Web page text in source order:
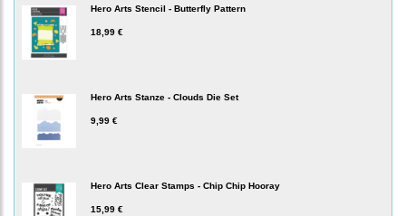
Hero Arts Stencil - Butterfly Pattern
18,99 €
Hero Arts Stanze - Clouds Die Set
9,99 €
Hero Arts Clear Stamps - Chip Chip Hooray
15,99 €